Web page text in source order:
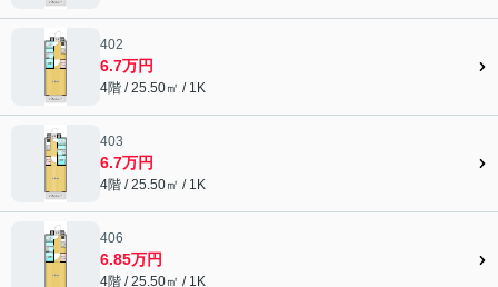
402
6.7万円
4階 / 25.50㎡ / 1K
403
6.7万円
4階 / 25.50㎡ / 1K
406
6.85万円
4階 / 25.50㎡ / 1K